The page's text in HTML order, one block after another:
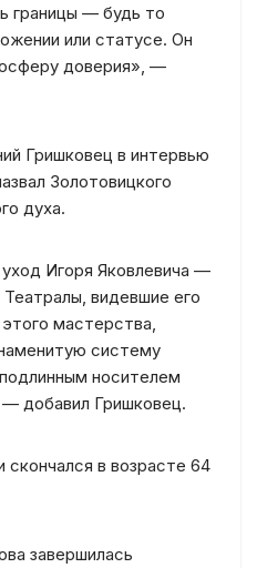
границы — будь то
или статусе. Он
доверия», —
Гришковец в интервью
Золотовицкого
духа.
Игоря Яковлевича —
видевшие его
мастерства,
систему
носителем
добавил Гришковец.
в возрасте 64
завершилась